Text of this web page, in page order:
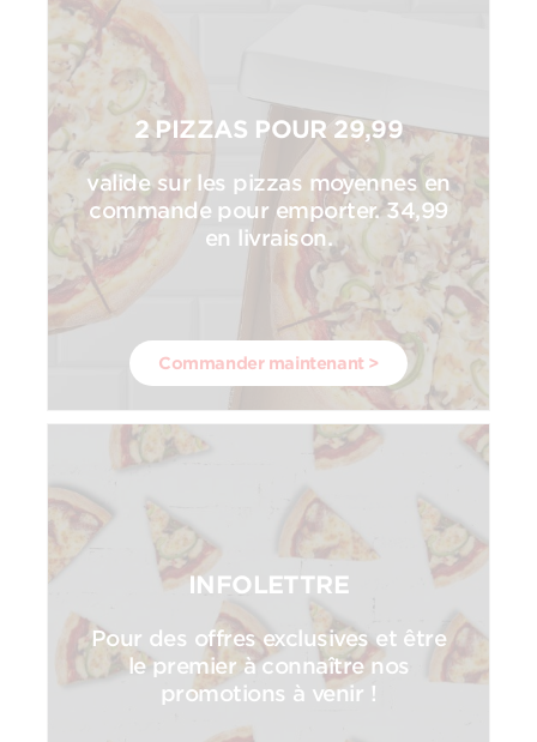
2 PIZZAS POUR 29,99
valide sur les pizzas moyennes en
commande pour emporter. 34,99
en livraison.
Commander maintenant >
INFOLETTRE
Pour des offres exclusives et être
le premier à connaître nos
promotions à venir !